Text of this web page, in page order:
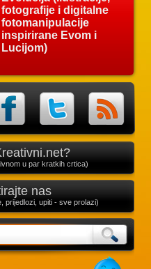
fotografije i digitalne
fotomanipulacije
inspirirane Evom i
Lucijom)
u par kratkih crtica)
nas
prijedlozi, upiti - sve prolazi)